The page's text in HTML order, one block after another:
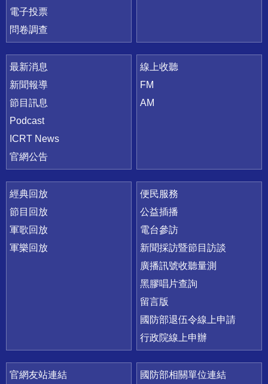
電子投票
問卷調查
最新消息
新聞報導
節目訊息
Podcast
ICRT News
官網公告
線上收聽
FM
AM
經典回放
節目回放
軍歌回放
軍樂回放
便民服務
公益插播
電台參訪
新聞採訪暨節目訪談
廣播訊號收聽量測
黑膠唱片查詢
留言版
國防部退伍令線上申請
行政院線上申辦
官網友站連結
國防部相關單位連結